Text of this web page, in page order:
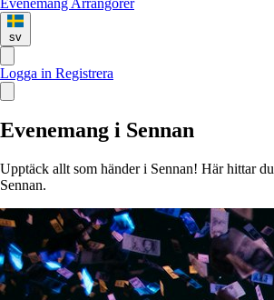
Evenemang Arrangörer
sv
Logga in Registrera
Evenemang i Sennan
Upptäck allt som händer i Sennan! Här hittar
Sennan.